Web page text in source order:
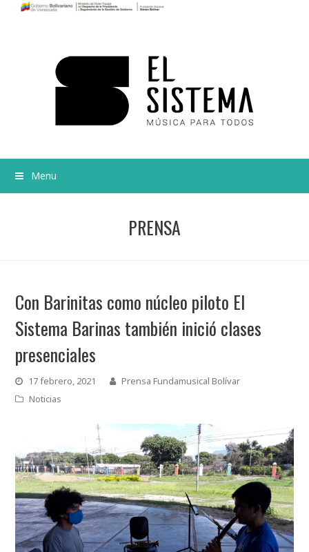
Menu
PRENSA
Con Barinitas como núcleo piloto El
Sistema Barinas también inició clases
presenciales
17 febrero, 2021
Prensa Fundamusical Bolívar
Noticias